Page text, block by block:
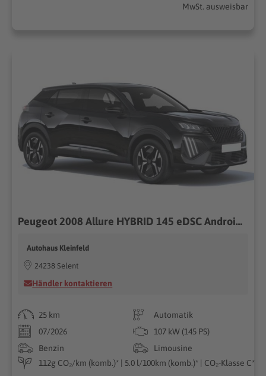
MwSt. ausweisbar
Peugeot 2008 Allure HYBRID 145 eDSC Android Auto*SHZ*ACC*360°*Totwinkel*Klimaauto 107kW (145PS), Automatik, Frontantrieb
Autohaus Kleinfeld
24238 Selent
Händler kontaktieren
25 km
Automatik
07/2026
107 kW (145 PS)
Benzin
Limousine
112g CO₂/km (komb.)* | 5.0 l/100km (komb.)* | CO₂-Klasse C*